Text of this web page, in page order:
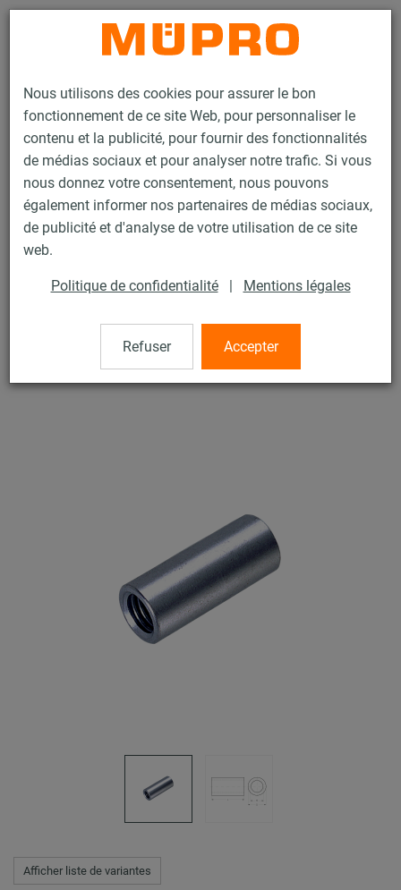
Nous utilisons des cookies pour assurer le bon
fonctionnement de ce site Web, pour personnaliser le
contenu et la publicité, pour fournir des fonctionnalités
de médias sociaux et pour analyser notre trafic. Si vous
nous donnez votre consentement, nous pouvons
également informer nos partenaires de médias sociaux,
de publicité et d'analyse de votre utilisation de ce site
web.
Politique de confidentialité | Mentions légales
Refuser Accepter
Contact
Produits Technique de fixation
Accessoires de montage
Manchon de raccordement
Manchon de raccordement
Manchon de raccordement, M8 x 50 mm, zingué
Afficher liste de variantes